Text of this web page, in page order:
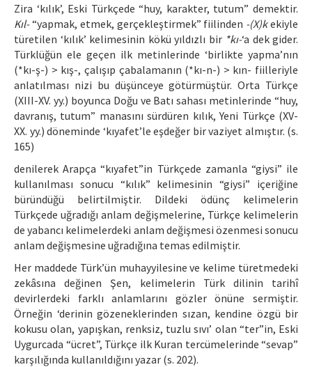
Zira ‘kılık’, Eski Türkçede “huy, karakter, tutum” demektir.
Kıl-“yapmak, etmek, gerçekleştirmek” fiilinden -(X)kekiyle
türetilen ‘kılık’ kelimesinin kökü yıldızlı bir *kı-‘a dek gider.
Türklüğün ele geçen ilk metinlerinde ‘birlikte yapma’nın
(*kı-ş-) > kış-, çalışıp çabalamanın (*kı-n-) > kın- fiilleriyle
anlatılması nizi bu düşünceye götürmüştür. Orta Türkçe
(XIII-XV. yy.) boyunca Doğu ve Batı sahası metinlerinde “huy,
davranış, tutum” manasını sürdüren kılık, Yeni Türkçe (XV-
XX. yy.) döneminde ‘kıyafet’le eşdeğer bir vaziyet almıştır. (s.
165)
denilerek Arapça “kıyafet”in Türkçede zamanla “giysi” ile
kullanılması sonucu “kılık” kelimesinin “giysi” içeriğine
büründüğü belirtilmiştir. Dildeki ödünç kelimelerin
Türkçede uğradığı anlam değişmelerine, Türkçe kelimelerin
de yabancı kelimelerdeki anlam değişmesi özenmesi sonucu
anlam değişmesine uğradığına temas edilmiştir.
Her maddede Türk’ün muhayyilesine ve kelime türetmedeki
zekâsına değinen Şen, kelimelerin Türk dilinin tarihî
devirlerdeki farklı anlamlarını gözler önüne sermiştir.
Örneğin ‘derinin gözeneklerinden sızan, kendine özgü bir
kokusu olan, yapışkan, renksiz, tuzlu sıvı’ olan “ter”in, Eski
Uygurcada “ücret”, Türkçe ilk Kuran tercümelerinde “sevap”
karşılığında kullanıldığını yazar (s. 202).